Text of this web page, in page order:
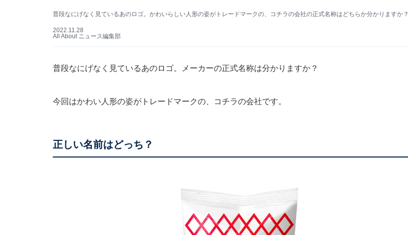
普段なにげなく見ているあのロゴ。かわいらしい人形の姿がトレードマークの、コチラの会社の正式名称はどちらか分かりますか？
2022.11.28
All About ニュース編集部
普段なにげなく見ているあのロゴ。メーカーの正式名称は分かりますか？
今回はかわい人形の姿がトレードマークの、コチラの会社です。
正しい名前はどっち？